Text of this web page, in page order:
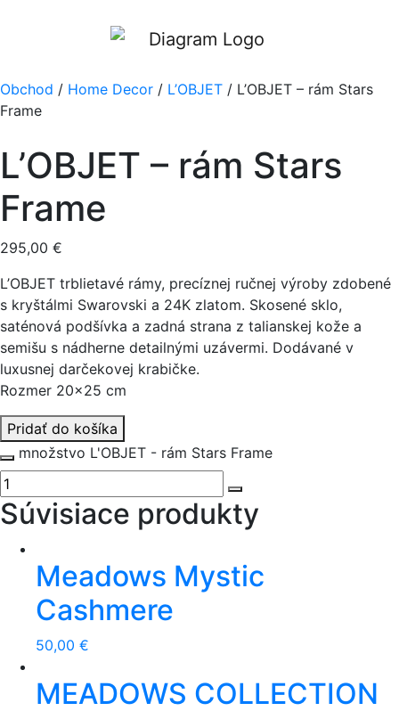
Obchod / Home Decor / L’OBJET / L’OBJET – rám Stars
Frame
L’OBJET – rám Stars
Frame
295,00 €
L’OBJET trblietavé rámy, precíznej ručnej výroby zdobené
s kryštálmi Swarovski a 24K zlatom. Skosené sklo,
saténová podšívka a zadná strana z talianskej kože a
semišu s nádherne detailnými uzávermi. Dodávané v
luxusnej darčekovej krabičke.
Rozmer 20×25 cm
Pridať do košíka
množstvo L'OBJET - rám Stars Frame
Súvisiace produkty
Meadows Mystic
Cashmere
50,00 €
MEADOWS COLLECTION